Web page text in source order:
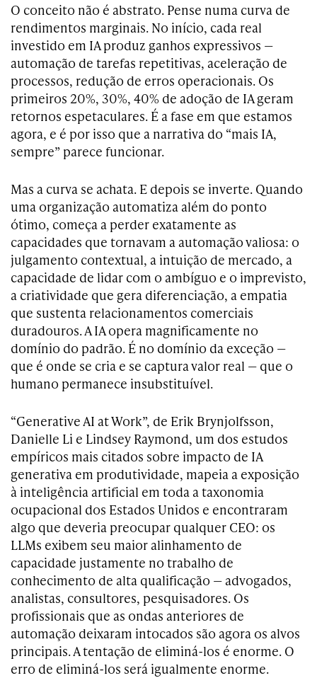
O conceito não é abstrato. Pense numa curva de
rendimentos marginais. No início, cada real
investido em IA produz ganhos expressivos —
automação de tarefas repetitivas, aceleração de
processos, redução de erros operacionais. Os
primeiros 20%, 30%, 40% de adoção de IA geram
retornos espetaculares. É a fase em que estamos
agora, e é por isso que a narrativa do “mais IA,
sempre” parece funcionar.
Mas a curva se achata. E depois se inverte. Quando
uma organização automatiza além do ponto
ótimo, começa a perder exatamente as
capacidades que tornavam a automação valiosa: o
julgamento contextual, a intuição de mercado, a
capacidade de lidar com o ambíguo e o imprevisto,
a criatividade que gera diferenciação, a empatia
que sustenta relacionamentos comerciais
duradouros. A IA opera magnificamente no
domínio do padrão. É no domínio da exceção —
que é onde se cria e se captura valor real — que o
humano permanece insubstituível.
“Generative AI at Work”, de Erik Brynjolfsson,
Danielle Li e Lindsey Raymond, um dos estudos
empíricos mais citados sobre impacto de IA
generativa em produtividade, mapeia a exposição
à inteligência artificial em toda a taxonomia
ocupacional dos Estados Unidos e encontraram
algo que deveria preocupar qualquer CEO: os
LLMs exibem seu maior alinhamento de
capacidade justamente no trabalho de
conhecimento de alta qualificação — advogados,
analistas, consultores, pesquisadores. Os
profissionais que as ondas anteriores de
automação deixaram intocados são agora os alvos
principais. A tentação de eliminá-los é enorme. O
erro de eliminá-los será igualmente enorme.